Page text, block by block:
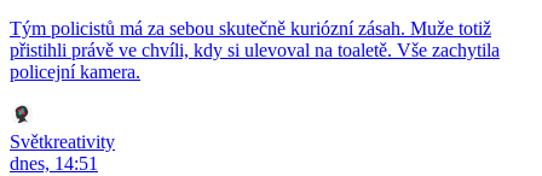
Tým policistů má za sebou skutečně kuriózní zásah. Muže totiž
přistihli právě ve chvíli, kdy si ulevoval na toaletě. Vše zachytila
policejní kamera.
Světkreativity
dnes, 14:51